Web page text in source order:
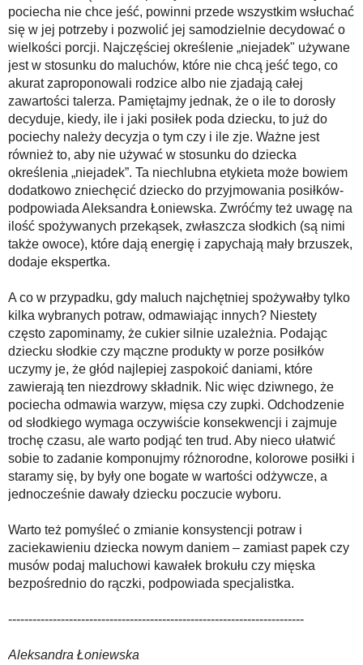
pociecha nie chce jeść, powinni przede wszystkim wsłuchać
się w jej potrzeby i pozwolić jej samodzielnie decydować o
wielkości porcji. Najczęściej określenie „niejadek" używane
jest w stosunku do maluchów, które nie chcą jeść tego, co
akurat zaproponowali rodzice albo nie zjadają całej
zawartości talerza. Pamiętajmy jednak, że o ile to dorosły
decyduje, kiedy, ile i jaki posiłek poda dziecku, to już do
pociechy należy decyzja o tym czy i ile zje. Ważne jest
również to, aby nie używać w stosunku do dziecka
określenia „niejadek”. Ta niechlubna etykieta może bowiem
dodatkowo zniechęcić dziecko do przyjmowania posiłków-
podpowiada Aleksandra Łoniewska. Zwróćmy też uwagę na
ilość spożywanych przekąsek, zwłaszcza słodkich (są nimi
także owoce), które dają energię i zapychają mały brzuszek,
dodaje ekspertka.
A co w przypadku, gdy maluch najchętniej spożywałby tylko
kilka wybranych potraw, odmawiając innych? Niestety
często zapominamy, że cukier silnie uzależnia. Podając
dziecku słodkie czy mączne produkty w porze posiłków
uczymy je, że głód najlepiej zaspokoić daniami, które
zawierają ten niezdrowy składnik. Nic więc dziwnego, że
pociecha odmawia warzyw, mięsa czy zupki. Odchodzenie
od słodkiego wymaga oczywiście konsekwencji i zajmuje
trochę czasu, ale warto podjąć ten trud. Aby nieco ułatwić
sobie to zadanie komponujmy różnorodne, kolorowe posiłki i
staramy się, by były one bogate w wartości odżywcze, a
jednocześnie dawały dziecku poczucie wyboru.
Warto też pomyśleć o zmianie konsystencji potraw i
zaciekawieniu dziecka nowym daniem – zamiast papek czy
musów podaj maluchowi kawałek brokułu czy mięska
bezpośrednio do rączki, podpowiada specjalistka.
-------------------------------------------------------------------------
Aleksandra Łoniewska